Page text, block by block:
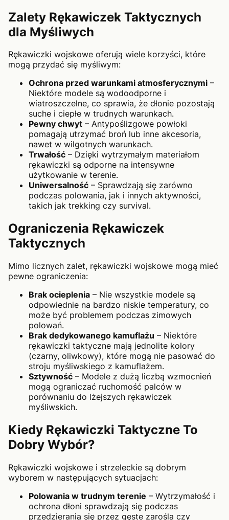
Zalety Rękawiczek Taktycznych
dla Myśliwych
Rękawiczki wojskowe oferują wiele korzyści, które
mogą przydać się myśliwym:
Ochrona przed warunkami atmosferycznymi –
Niektóre modele są wodoodporne i
wiatroszczelne, co sprawia, że dłonie pozostają
suche i ciepłe w trudnych warunkach.
Pewny chwyt – Antypoślizgowe powłoki
pomagają utrzymać broń lub inne akcesoria,
nawet w wilgotnych warunkach.
Trwałość – Dzięki wytrzymałym materiałom
rękawiczki są odporne na intensywne
użytkowanie w terenie.
Uniwersalność – Sprawdzają się zarówno
podczas polowania, jak i innych aktywności,
takich jak trekking czy survival.
Ograniczenia Rękawiczek
Taktycznych
Mimo licznych zalet, rękawiczki wojskowe mogą mieć
pewne ograniczenia:
Brak ocieplenia – Nie wszystkie modele są
odpowiednie na bardzo niskie temperatury, co
może być problemem podczas zimowych
polowań.
Brak dedykowanego kamuflażu – Niektóre
rękawiczki taktyczne mają jednolite kolory
(czarny, oliwkowy), które mogą nie pasować do
stroju myśliwskiego z kamuflażem.
Sztywność – Modele z dużą liczbą wzmocnień
mogą ograniczać ruchomość palców w
porównaniu do lżejszych rękawiczek
myśliwskich.
Kiedy Rękawiczki Taktyczne To
Dobry Wybór?
Rękawiczki wojskowe i strzeleckie są dobrym
wyborem w następujących sytuacjach:
Polowania w trudnym terenie – Wytrzymałość i
ochrona dłoni sprawdzają się podczas
przedzierania się przez gęste zarośla czy